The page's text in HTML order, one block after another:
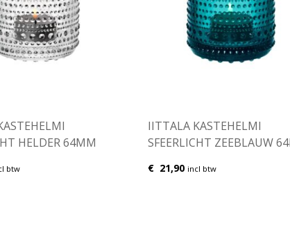
HELDER 64MM
btw
IITTALA KASTEHELMI
SFEERLICHT ZEEBLAUW
€ 21,90 incl btw